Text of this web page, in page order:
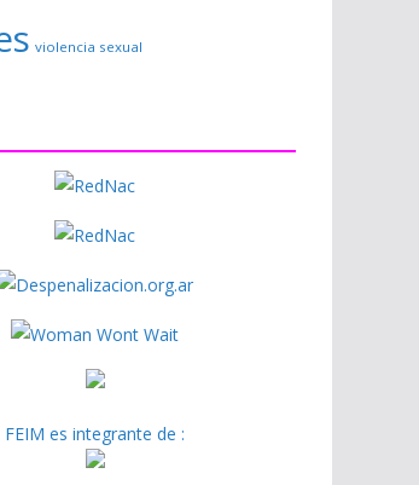
violencia sexual
FEIM es integrante de :